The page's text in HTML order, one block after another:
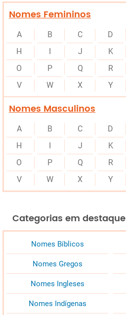
Nomes Femininos
A B C D
H
J K
O
P Q R
V
W X Y
Nomes Masculinos
A B C D
H
J K
O
P Q R
V
W X Y
Categorias em destaque
Nomes Bíblicos
Nomes Gregos
Nomes Ingleses
Nomes Indígenas